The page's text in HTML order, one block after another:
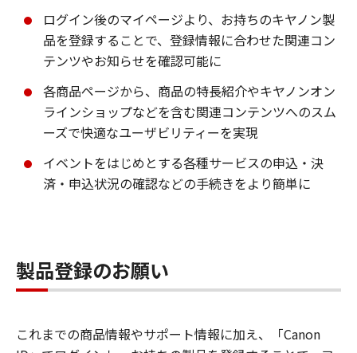
ログイン後のマイページより、お持ちのキヤノン製
品を登録することで、登録情報に合わせた関連コン
テンツやお知らせを確認可能に
各商品ページから、商品の特長紹介やキヤノンオン
ラインショップなどを含む関連コンテンツへのスム
ーズで快適なユーザビリティーを実現
イベントをはじめとする各種サービスの申込・決
済・申込状況の確認などの手続きをより簡単に
製品登録のお願い
これまでの商品情報やサポート情報に加え、「Canon